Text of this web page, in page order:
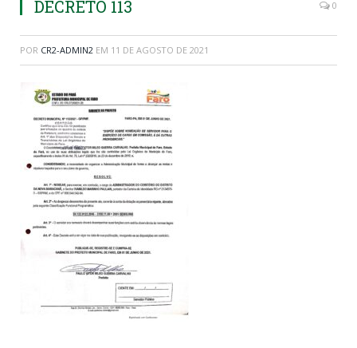
DECRETO 113 0
POR CR2-ADMIN2 EM 11 DE AGOSTO DE 2021